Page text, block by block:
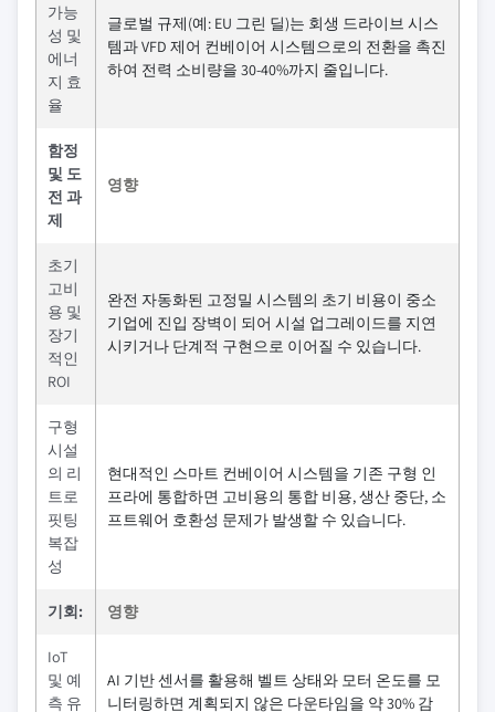
가능
성 및
에너
지 효
율
글로벌 규제(예: EU 그린 딜)는 회생 드라이브 시스
템과 VFD 제어 컨베이어 시스템으로의 전환을 촉진
하여 전력 소비량을 30-40%까지 줄입니다.
함정
및 도
전 과
제
영향
초기
고비
용 및
장기
적인
ROI
완전 자동화된 고정밀 시스템의 초기 비용이 중소
기업에 진입 장벽이 되어 시설 업그레이드를 지연
시키거나 단계적 구현으로 이어질 수 있습니다.
구형
시설
의 리
트로
핏팅
복잡
성
현대적인 스마트 컨베이어 시스템을 기존 구형 인
프라에 통합하면 고비용의 통합 비용, 생산 중단, 소
프트웨어 호환성 문제가 발생할 수 있습니다.
기회: 영향
IoT
및 예
측 유
AI 기반 센서를 활용해 벨트 상태와 모터 온도를 모
니터링하면 계획되지 않은 다운타임을 약 30% 감